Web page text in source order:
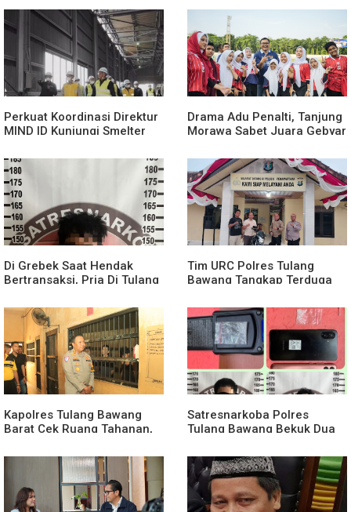
Perkuat Koordinasi Direktur
MIND ID Kunjungi Smelter
Drama Adu Penalti, Tanjung
Morawa Sabet Juara Gebyar
Di Grebek Saat Hendak
Bertransaksi, Pria Di Tulang
Satu Rekannya Kabur Ke
Perkebunan Karet
Tim URC Polres Tulang
Bawang Tangkap Terduga
Wilayah, Kasus Bermula
Hendak Menggoreng Tempe
Karena Lapar
Kapolres Tulang Bawang
Barat Cek Ruang Tahanan,
dan Kesehatan
Satresnarkoba Polres
Tulang Bawang Bekuk Dua
Amankan